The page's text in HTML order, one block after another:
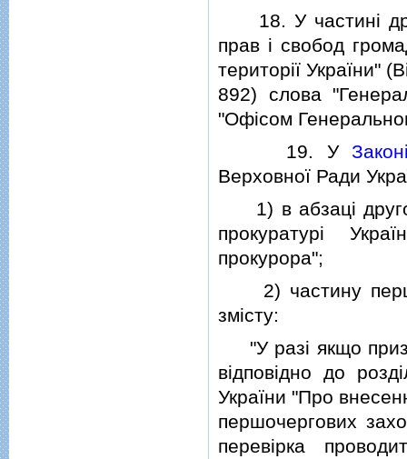
18. У частинi
прав i свобод
територiї України"
892) слова
"Офiсом
19. У
Верховної Ради
1) в абзацi
прокуратурi
прокурора";
2) частину першу
змiсту:
"У разi якщо
вiдповiдно до
України "Про
першочергових
перевiрка